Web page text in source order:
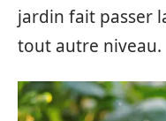
jardin fait passer
tout autre niveau.